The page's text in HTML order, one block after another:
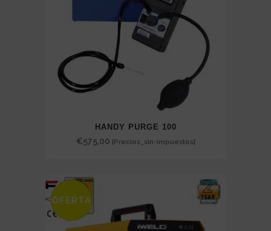
HANDY PURGE 100
€575,00 {Precios_sin-impuestos}
SALE
OFERTA